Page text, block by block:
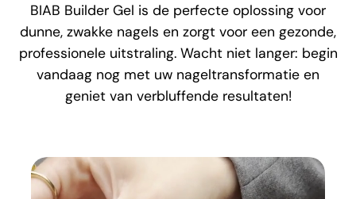
BIAB Builder Gel is de perfecte oplossing voor
dunne, zwakke nagels en zorgt voor een gezonde,
professionele uitstraling. Wacht niet langer: begin
vandaag nog met uw nageltransformatie en
geniet van verbluffende resultaten!